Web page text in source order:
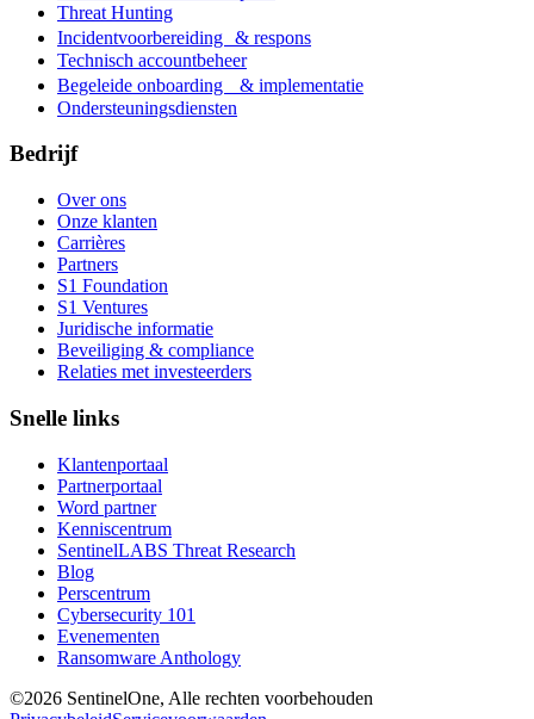
Threat Hunting
Incidentvoorbereiding & respons
Technisch accountbeheer
Begeleide onboarding & implementatie
Ondersteuningsdiensten
Bedrijf
Over ons
Onze klanten
Carrières
Partners
S1 Foundation
S1 Ventures
Juridische informatie
Beveiliging & compliance
Relaties met investeerders
Snelle links
Klantenportaal
Partnerportaal
Word partner
Kenniscentrum
SentinelLABS Threat Research
Blog
Perscentrum
Cybersecurity 101
Evenementen
Ransomware Anthology
©2026 SentinelOne, Alle rechten voorbehouden